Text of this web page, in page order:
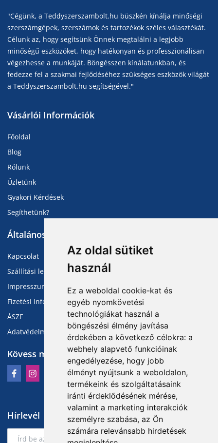
Az oldal sütiket
használ
Ez a weboldal cookie-kat és
egyéb nyomkövetési
technológiákat használ a
böngészési élmény javítása
érdekében a következő célokra: a
webhely alapvető funkcióinak
engedélyezése, hogy jobb
élményt nyújtsunk a weboldalon,
termékeink és szolgáltatásaink
iránti érdeklődésének mérése,
valamint a marketing interakciók
személyre szabása, az Ön
számára relevánsabb hirdetések
"Cégünk, a Teddyszerszambolt.hu büszkén kínálja minőségi
szerszámgépek, szerszámok és tartozékok széles választékát.
Célunk az, hogy segítsünk Önnek megtalálni a legjobb
minőségű eszközöket, hogy hatékonyan és professzionálisan
végezhesse a munkáját. Böngésszen kínálatunkban, és
fedezze fel a szakmai fejlődéséhez szükséges eszközök világát
a Teddyszerszambolt.hu segítségével."
Vásárlói Információk
Főoldal
Blog
Rólunk
Üzletünk
Gyakori Kérdések
Segíthetünk?
Általános Információk
Kapcsolat
Szállítási lehetőségek
Impresszum
Fizetési Információk
ÁSZF
Adatvédelmi Tájékoztató
Kövess minket
Hírlevél